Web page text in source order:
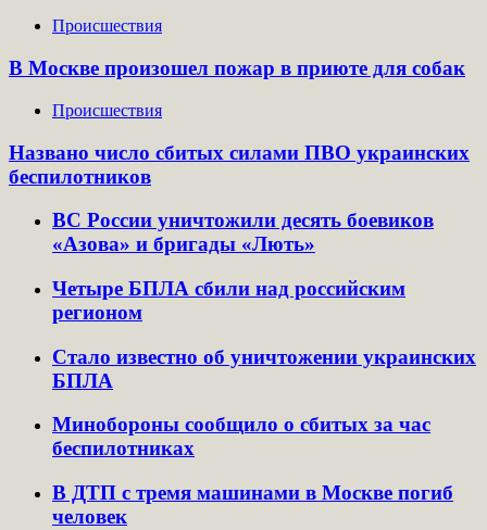
Происшествия
В Москве произошел пожар в приюте для собак
Происшествия
Названо число сбитых силами ПВО украинских
беспилотников
ВС России уничтожили десять боевиков
«Азова» и бригады «Лють»
Четыре БПЛА сбили над российским
регионом
Стало известно об уничтожении украинских
БПЛА
Минобороны сообщило о сбитых за час
беспилотниках
В ДТП с тремя машинами в Москве погиб
человек